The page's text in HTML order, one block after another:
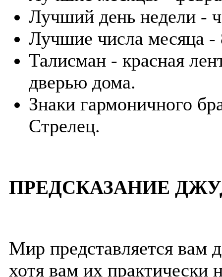
Лучший день недели -
Лучшие числа месяца -
Талисман - красная
дверью дома.
Знаки гармоничного
Стрелец.
ПРЕДСКАЗАНИЕ
Мир представляется
хотя вам их практически